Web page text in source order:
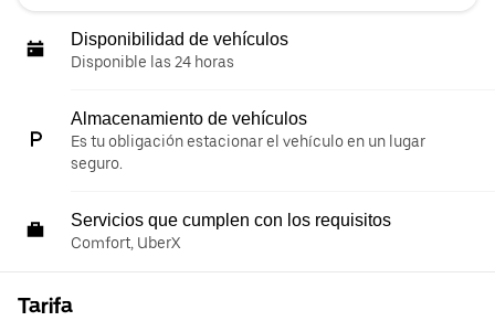
Disponibilidad de vehículos
Disponible las 24 horas
Almacenamiento de vehículos
Es tu obligación estacionar el vehículo en un lugar
seguro.
Servicios que cumplen con los requisitos
Comfort, UberX
Tarifa